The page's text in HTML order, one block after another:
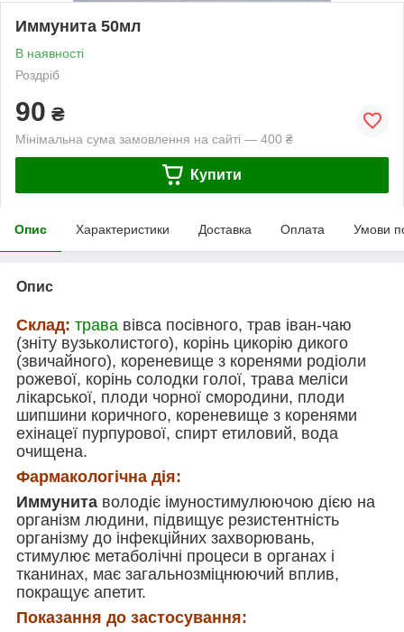
Иммунита 50мл
В наявності
Роздріб
90 ₴
Мінімальна сума замовлення на сайті — 400 ₴
Купити
Опис Характеристики Доставка Оплата Умови
Опис
Склад: трава вівса посівного, трав іван-чаю
(зніту вузьколистого), корінь цикорію дикого
(звичайного), кореневище з коренями родіоли
рожевої, корінь солодки голої, трава меліси
лікарської, плоди чорної смородини, плоди
шипшини коричного, кореневище з коренями
ехінацеї пурпурової, спирт етиловий, вода
очищена.
Фармакологічна дія:
Иммунита володіє імуностимулюючою дією на
організм людини, підвищує резистентність
організму до інфекційних захворювань,
стимулює метаболічні процеси в органах і
тканинах, має загальнозміцнюючий вплив,
покращує апетит.
Показання до застосування: